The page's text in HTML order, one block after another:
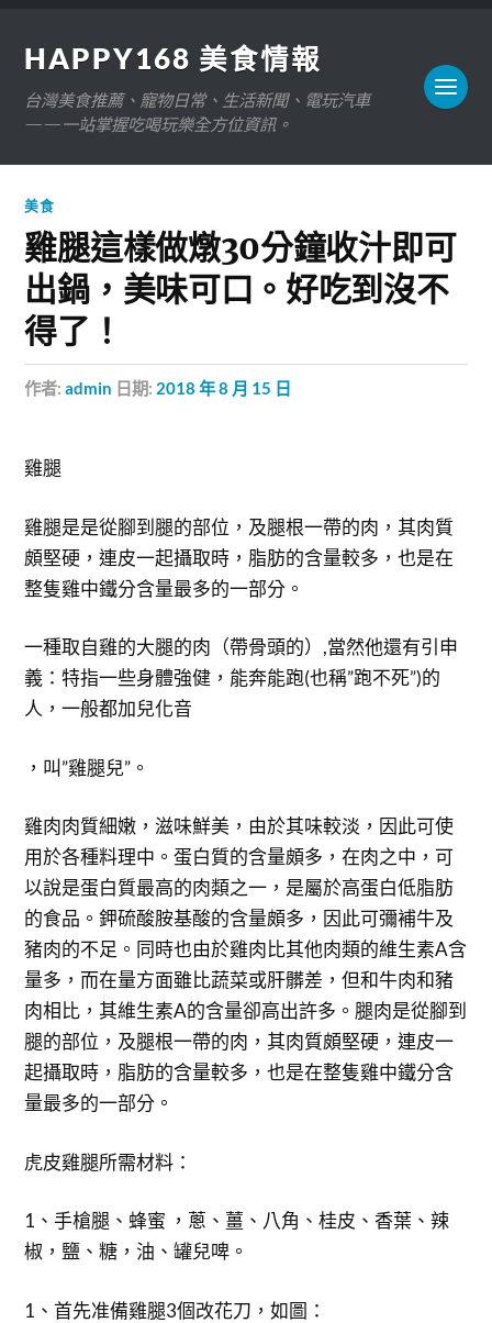
HAPPY168 美食情報
台灣美食推薦、寵物日常、生活新聞、電玩汽車
——一站掌握吃喝玩樂全方位資訊。
美食
雞腿這樣做燉30分鐘收汁即可
出鍋，美味可口。好吃到沒不
得了！
作者:admin 日期: 2018 年 8 月 15 日
雞腿
雞腿是是從腳到腿的部位，及腿根一帶的肉，其肉質
頗堅硬，連皮一起攝取時，脂肪的含量較多，也是在
整隻雞中鐵分含量最多的一部分。
一種取自雞的大腿的肉（帶骨頭的）,當然他還有引申
義：特指一些身體強健，能奔能跑(也稱”跑不死”)的
人，一般都加兒化音
，叫”雞腿兒”。
雞肉肉質細嫩，滋味鮮美，由於其味較淡，因此可使
用於各種料理中。蛋白質的含量頗多，在肉之中，可
以說是蛋白質最高的肉類之一，是屬於高蛋白低脂肪
的食品。鉀硫酸胺基酸的含量頗多，因此可彌補牛及
豬肉的不足。同時也由於雞肉比其他肉類的維生素A含
量多，而在量方面雖比蔬菜或肝髒差，但和牛肉和豬
肉相比，其維生素A的含量卻高出許多。腿肉是從腳到
腿的部位，及腿根一帶的肉，其肉質頗堅硬，連皮一
起攝取時，脂肪的含量較多，也是在整隻雞中鐵分含
量最多的一部分。
虎皮雞腿所需材料：
1、手槍腿、蜂蜜 ，蔥、薑、八角、桂皮、香葉、辣
椒，鹽、糖，油、罐兒啤。
1、首先准備雞腿3個改花刀，如圖：